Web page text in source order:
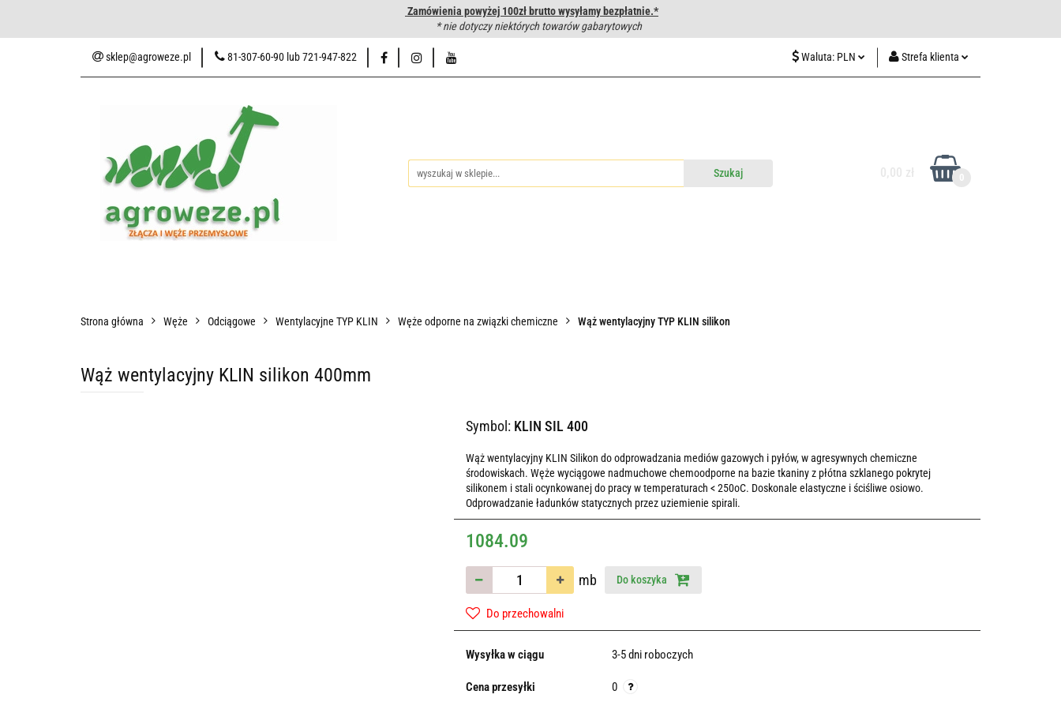
Zamówienia powyżej 100zł brutto wysyłamy bezpłatnie.*
* nie dotyczy niektórych towarów gabarytowych
sklep@agroweze.pl 81-307-60-90 lub 721-947-822 Waluta: PLN Strefa klienta
Zakuwanie węży hydraulicznych Hurtownia Napisz do nas
Strona główna Węże Odciągowe Wentylacyjne TYP KLIN Węże odporne na związki chemiczne Wąż wentylacyjny TYP KLIN silikon
Wąż wentylacyjny KLIN silikon 400mm
Symbol: KLIN SIL 400
Wąż wentylacyjny KLIN Silikon do odprowadzania mediów gazowych i pyłów, w agresywnych chemiczne
środowiskach. Węże wyciągowe nadmuchowe chemoodporne na bazie tkaniny z płótna szklanego pokrytej
silikonem i stali ocynkowanej do pracy w temperaturach < 250oC. Doskonale elastyczne i ściśliwe osiowo.
Odprowadzanie ładunków statycznych przez uziemienie spirali.
1084.09
mb Do koszyka
Do przechowalni
Wysyłka w ciągu 3-5 dni roboczych
Cena przesyłki 0